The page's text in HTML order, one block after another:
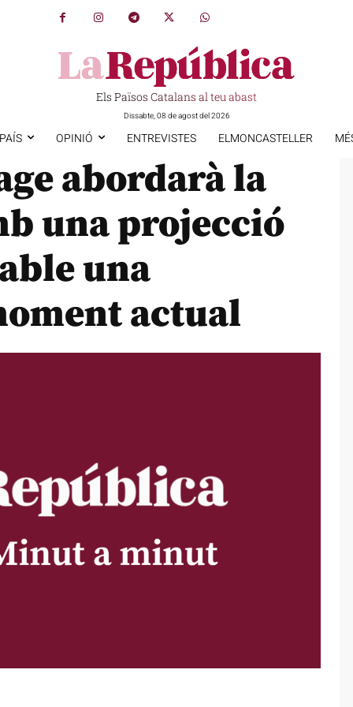
Els Països Catalans al teu abast
Dissabte, 08 de agost del 2026
PAÍS OPINIÓ ENTREVISTES ELMONCASTELLER
abordarà la
una projecció
una
actual